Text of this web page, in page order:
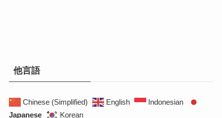
他言語
Chinese (Simplified) English
Indonesian
Japanese
Korean